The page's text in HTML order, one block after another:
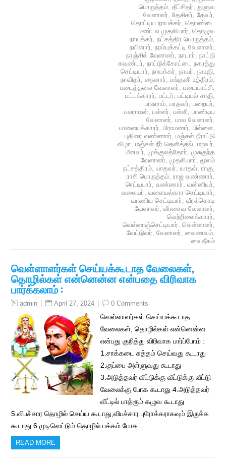
பொருத்தம், தீட்சிதர், துளுவ
வேளாளர், தேசிகர், தேவர்,
தொட்டிய நாயக்கர், தொண்டை
மண்டல முதலியார், தொழுவ
நாயக்கர், நட்சத்திர பொருத்தம்,
நயினார், நரம்புக்கட்டி வேளாளர்,
நாஞ்சில் வேளாளர், நாடார், நாட்டு
கவுண்டர், நாட்டுக்கோட்டை நகரத்து
செட்டியார், நாயக்கர், நாயர், நாயுடு,
நாவிதர், நைனார், பங்குனி உத்திரம்,
படைத்தலை வேளாளர், படையாட்சி,
பட்டக்காரர், பட்டர், பட்டியல் சாதி,
பரசுராம், பரதவர், பறையர்,
பலராமன், பள்ளர், பள்ளி, பாண்டிய
வேளாளர், பால வேளாளர்,
பாளையக்காரர், பிராமணர், பிள்ளை,
புதிரை வண்ணார், மஞ்சள் நீராட்டு
விழா, மஞ்சள் நீர் தெளித்தல், மறவர்,
மீனவர், முக்குலத்தோர், முசுகுந்த
வேளாளர், முதலியார், மூலம்
நட்சத்திரம், யாதவர், யாதவ், ராகு,
ராசி பொருத்தம், ராஜ வண்ணார்,
ரெட்டியார், வண்ணார், வன்னியர்,
வலையர், வளையல்கார செட்டியார்,
வாணிய செட்டியார், வீரக்கொடி
வேளாளர், வீரசைவ வேளாளர்,
வெற்றிலைக்காரர்,
வெள்ளாஞ்செட்டியார், வெள்ளாளர்,
வேட்டுவர், வேளாளர், வைணவம்,
வைதீகம்
வெள்ளாளர்கள் செய்யக்கூடாத வேலைகள்,
தொழில்கள் என்னென்ன என்பதை விரிவாக
பார்க்கலாம் :
admin April 27, 2024 0 Comments
வெள்ளாளர்கள் செய்யக்கூடாத
வேலைகள், தொழில்கள் என்னென்ன
என்பது குறித்து விரிவாக பார்ப்போம் :
1.சாக்கடை சுத்தம் செய்வது கூடாது
2.குப்பை அள்ளுவது கூடாது
3.அடுத்தவர் வீட்டுக்கு வீட்டுக்கு வீட்டு
வேலைக்கு போக கூடாது 4.அடுத்தவர்
வீட்டில் பாத்ரூம் கழுவ கூடாது
5.விபச்சார தொழில் செய்ய கூடாது,விபச்சார புரோக்கராகவும் இருக்க
கூடாது 6.முடிவெட்டும் தொழில் பக்கம் போக…
READ MORE